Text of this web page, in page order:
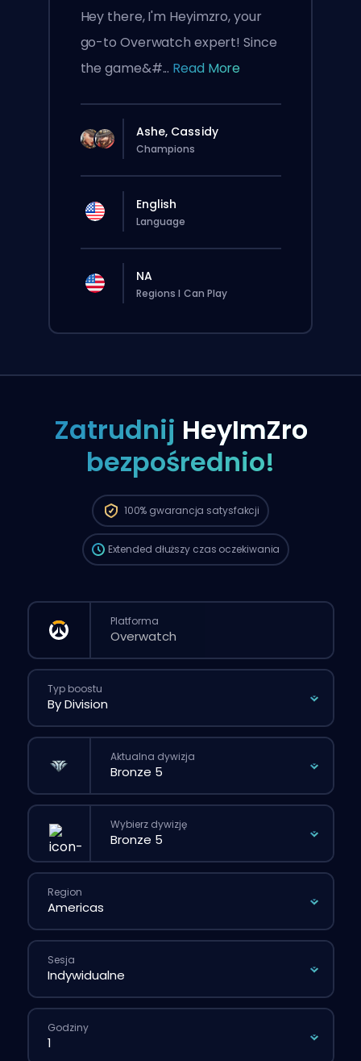
Hey there, I'm Heyimzro, your
go-to Overwatch expert! Since
the game&#... Read More
Ashe, Cassidy
Champions
English
Language
NA
Regions I Can Play
Zatrudnij HeyImZro
bezpośrednio!
100% gwarancja satysfakcji
Zlecenie zostanie automatycznie
przypisane do tego boostera, więc czas
standardowym zamówieniu złożonym
przez stronę.
Extended dłuższy czas oczekiwania
Platforma
Typ boostu
Aktualna dywizja
Wybierz dywizję
Region
Sesja
Godziny